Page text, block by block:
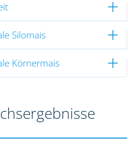
Silomais
Körnermais